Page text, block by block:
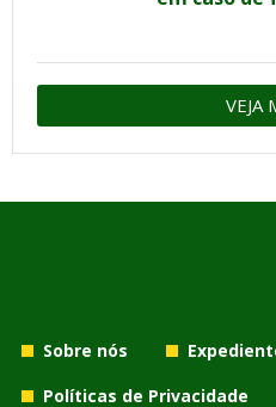
VEJA
Sobre nós
Políticas de Privacidade